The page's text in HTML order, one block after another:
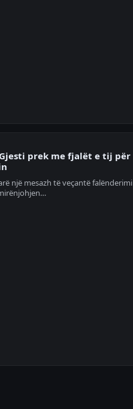
prek me fjalët e tij për
një mesazh të veçantë falënderimi